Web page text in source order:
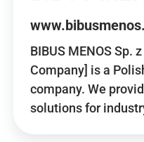
BIBUS MENOS Sp.
Company] is a
company. We
solutions for